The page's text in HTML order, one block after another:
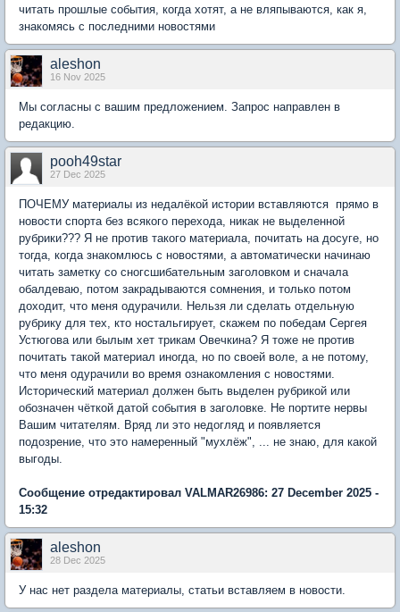
читать прошлые события, когда хотят, а не вляпываются, как я,
знакомясь с последними новостями
aleshon
16 Nov 2025
Мы согласны с вашим предложением. Запрос направлен в
редакцию.
pooh49star
27 Dec 2025
ПОЧЕМУ материалы из недалёкой истории вставляются прямо в
новости спорта без всякого перехода, никак не выделенной
рубрики??? Я не против такого материала, почитать на досуге, но
тогда, когда знакомлюсь с новостями, а автоматически начинаю
читать заметку со сногсшибательным заголовком и сначала
обалдеваю, потом закрадываются сомнения, и только потом
доходит, что меня одурачили. Нельзя ли сделать отдельную
рубрику для тех, кто ностальгирует, скажем по победам Сергея
Устюгова или былым хет трикам Овечкина? Я тоже не против
почитать такой материал иногда, но по своей воле, а не потому,
что меня одурачили во время ознакомления с новостями.
Исторический материал должен быть выделен рубрикой или
обозначен чёткой датой события в заголовке. Не портите нервы
Вашим читателям. Вряд ли это недогляд и появляется
подозрение, что это намеренный "мухлёж", ... не знаю, для какой
выгоды.
Сообщение отредактировал VALMAR26986: 27 December 2025 -
15:32
aleshon
28 Dec 2025
У нас нет раздела материалы, статьи вставляем в новости.